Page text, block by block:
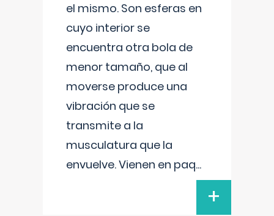
el mismo. Son esferas en
cuyo interior se
encuentra otra bola de
menor tamaño, que al
moverse produce una
vibración que se
transmite a la
musculatura que la
envuelve. Vienen en paq...
+